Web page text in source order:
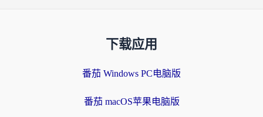
下载应用
番茄 Windows PC电脑版
番茄 macOS苹果电脑版